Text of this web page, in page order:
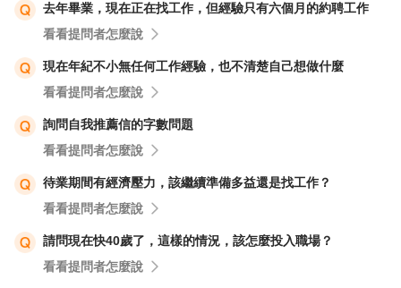
去年畢業，現在正在找工作，但經驗只有六個月的約聘工作
看看提問者怎麼說
現在年紀不小無任何工作經驗，也不清楚自己想做什麼
看看提問者怎麼說
詢問自我推薦信的字數問題
看看提問者怎麼說
待業期間有經濟壓力，該繼續準備多益還是找工作？
看看提問者怎麼說
請問現在快40歲了，這樣的情況，該怎麼投入職場？
看看提問者怎麼說